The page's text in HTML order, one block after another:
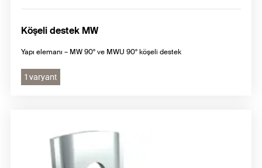
Köşeli destek MW
Yapı elemanı – MW 90° ve MWU 90° köşeli destek
1 varyant